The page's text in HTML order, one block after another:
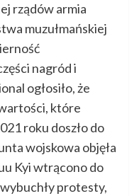
rządów armia
muzułmańskiej
nagród i
ogłosiło, że
które
roku doszło do
wojskowa objęła
Kyi wtrącono do
protesty,